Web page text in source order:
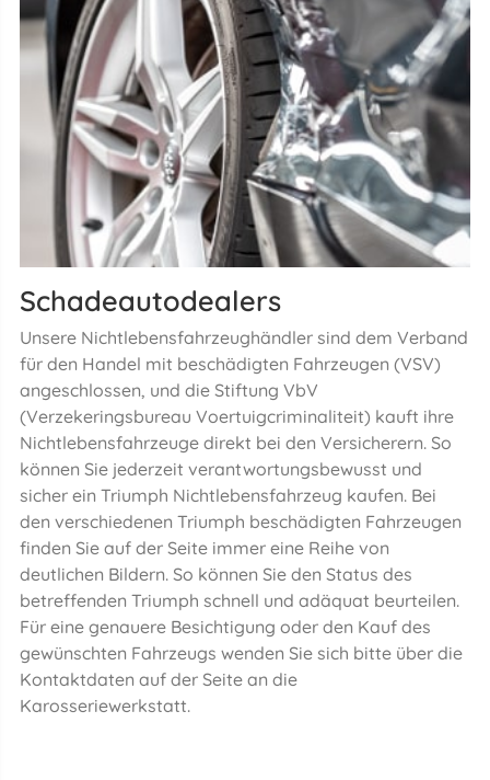
Schadeautodealers
Unsere Nichtlebensfahrzeughändler sind dem Verband
für den Handel mit beschädigten Fahrzeugen (VSV)
angeschlossen, und die Stiftung VbV
(Verzekeringsbureau Voertuigcriminaliteit) kauft ihre
Nichtlebensfahrzeuge direkt bei den Versicherern. So
können Sie jederzeit verantwortungsbewusst und
sicher ein Triumph Nichtlebensfahrzeug kaufen. Bei
den verschiedenen Triumph beschädigten Fahrzeugen
finden Sie auf der Seite immer eine Reihe von
deutlichen Bildern. So können Sie den Status des
betreffenden Triumph schnell und adäquat beurteilen.
Für eine genauere Besichtigung oder den Kauf des
gewünschten Fahrzeugs wenden Sie sich bitte über die
Kontaktdaten auf der Seite an die
Karosseriewerkstatt.